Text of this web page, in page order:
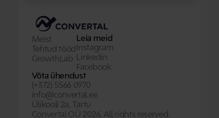
Meist
Tehtud tööd
GrowthLab
Leia meid
Instagram
Linkedin
Facebook
Võta ühendust
(+372) 5566 0970
info@convertal.ee
Ülikooli 2a, Tartu
Convertal OÜ 2026. All rights reserved.